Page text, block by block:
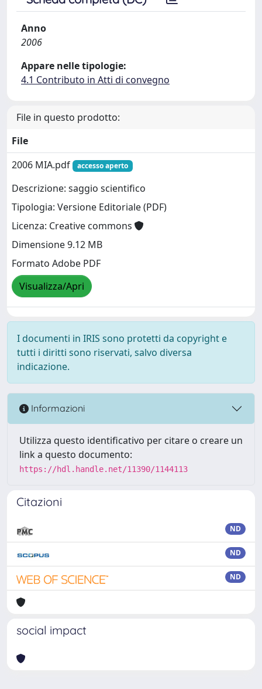
Anno
2006
Appare nelle tipologie:
4.1 Contributo in Atti di convegno
File in questo prodotto:
File
2006 MIA.pdf
accesso aperto
Descrizione: saggio scientifico
Tipologia: Versione Editoriale (PDF)
Licenza: Creative commons
Dimensione 9.12 MB
Formato Adobe PDF
Visualizza/Apri
I documenti in IRIS sono protetti da copyright e
tutti i diritti sono riservati, salvo diversa
indicazione.
Informazioni
Utilizza questo identificativo per citare o creare un
link a questo documento:
https://hdl.handle.net/11390/1144113
Citazioni
ND
ND
ND
social impact